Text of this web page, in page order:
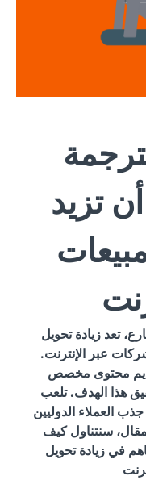
تزيد
تعد زيادة تحويل
عبر الإنترنت.
محتوى مخصص
هذا الهدف. تلعب
العملاء الدوليين
سنتناول كيف
في زيادة تحويل